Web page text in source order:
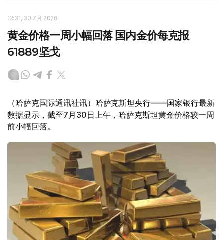
12:31, 30 7月 2026
黄金价格一周小幅回落 国内金价每克报
61889坚戈
（哈萨克国际通讯社讯）哈萨克斯坦央行——国家银行最新
数据显示，截至7月30日上午，哈萨克斯坦黄金价格较一周
前小幅回落。